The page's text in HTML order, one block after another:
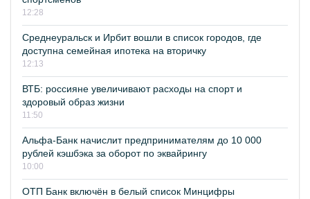
12:28
Среднеуральск и Ирбит вошли в список городов, где
доступна семейная ипотека на вторичку
12:13
ВТБ: россияне увеличивают расходы на спорт и
здоровый образ жизни
11:50
Альфа-Банк начислит предпринимателям до 10 000
рублей кэшбэка за оборот по эквайрингу
10:00
ОТП Банк включён в белый список Минцифры